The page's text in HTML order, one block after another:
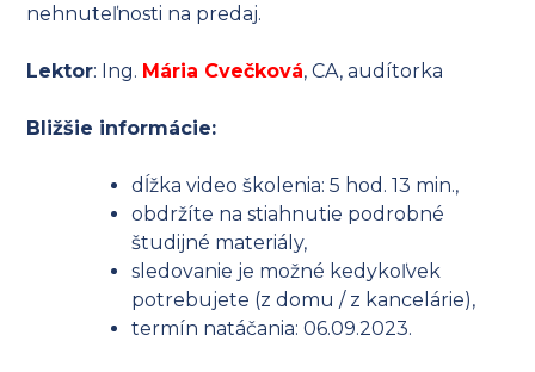
nehnuteľnosti na predaj.
Lektor: Ing. Mária Cvečková, CA, audítorka
Bližšie informácie:
dĺžka video školenia: 5 hod. 13 min.,
obdržíte na stiahnutie podrobné
študijné materiály,
sledovanie je možné kedykoľvek
potrebujete (z domu / z kancelárie),
termín natáčania: 06.09.2023.